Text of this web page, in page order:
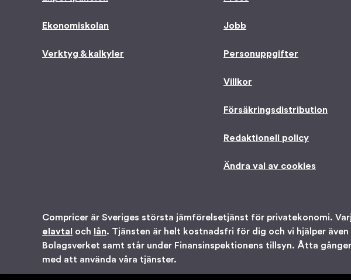
Ekonomiskolan
Verktyg & kalkyler
Jobb
Personuppgifter
Villkor
Försäkringsdistribution
Redaktionell policy
Ändra val av cookies
Compricer är Sveriges största jämförelsetjänst för privatekonomi.
elavtal
och lån. Tjänsten är helt kostnadsfri för dig och vi hjälper
Bolagsverket samt står under Finansinspektionens tillsyn. Åtta
med att använda våra tjänster.